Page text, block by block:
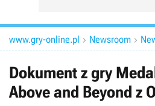
www.gry-online.pl  Newsroom 
Dokument z gry
Above and Beyond z